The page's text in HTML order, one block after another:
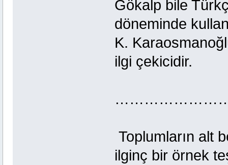
Gökalp bile
döneminde
K.
ilgi çekicidir.
Toplumların alt
ilginç bir örnek